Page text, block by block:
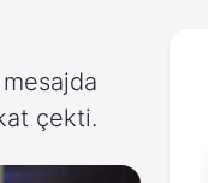
çekti.